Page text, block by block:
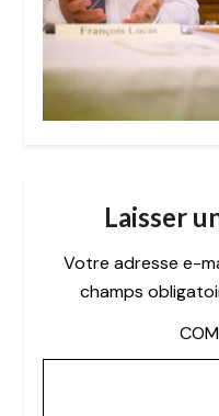
Laisser
Votre adresse e-
champs